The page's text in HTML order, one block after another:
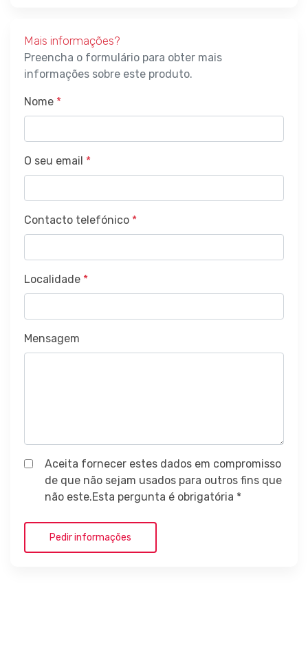
Mais informações?
Preencha o formulário para obter mais
informações sobre este produto.
Nome *
O seu email *
Contacto telefónico *
Localidade *
Mensagem
Aceita fornecer estes dados em compromisso
de que não sejam usados para outros fins que
não este.Esta pergunta é obrigatória *